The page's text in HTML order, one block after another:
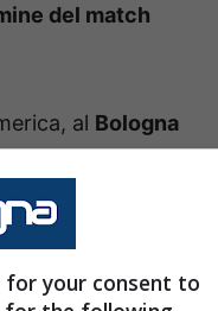
del match
al Bologna
fatto vedere
ai vari
your consent to